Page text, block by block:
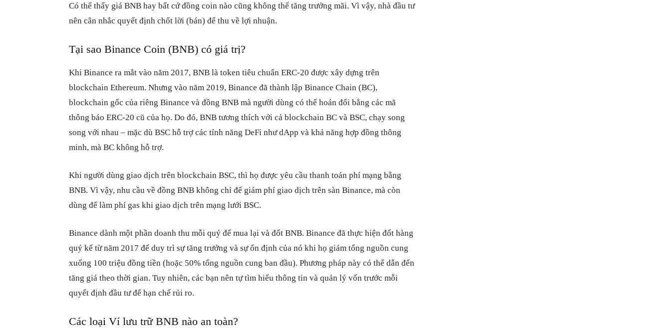
Có thể thấy giá BNB hay bất cứ đồng coin nào cũng không thế tăng trưởng mãi. Vì vậy, nhà đầu tư
nên cân nhắc quyết định chốt lời (bán) để thu về lợi nhuận.
Tại sao Binance Coin (BNB) có giá trị?
Khi Binance ra mắt vào năm 2017, BNB là token tiêu chuẩn ERC-20 được xây dựng trên
blockchain Ethereum. Nhưng vào năm 2019, Binance đã thành lập Binance Chain (BC),
blockchain gốc của riêng Binance và đồng BNB mà người dùng có thể hoán đổi bằng các mã
thông báo ERC-20 cũ của họ. Do đó, BNB tương thích với cả blockchain BC và BSC, chạy song
song với nhau – mặc dù BSC hỗ trợ các tính năng DeFi như dApp và khả năng hợp đồng thông
minh, mà BC không hỗ trợ.
Khi người dùng giao dịch trên blockchain BSC, thì họ được yêu cầu thanh toán phí mạng bằng
BNB. Vì vậy, nhu cầu về đồng BNB không chỉ để giảm phí giao dịch trên sàn Binance, mà còn
dùng để làm phí gas khi giao dịch trên mạng lưới BSC.
Binance dành một phần doanh thu mỗi quý để mua lại và đốt BNB. Binance đã thực hiện đốt hàng
quý kể từ năm 2017 để duy trì sự tăng trưởng và sự ổn định của nó khi họ giảm tổng nguồn cung
xuống 100 triệu đồng tiền (hoặc 50% tổng nguồn cung ban đầu). Phương pháp này có thể dẫn đến
tăng giá theo thời gian. Tuy nhiên, các bạn nên tự tìm hiểu thông tin và quản lý vốn trước mỗi
quyết định đầu tư để hạn chế rủi ro.
Các loại Ví lưu trữ BNB nào an toàn?